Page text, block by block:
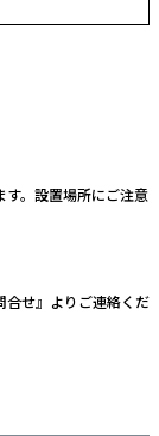
す。設置場所にご注意
合せ』よりご連絡くだ